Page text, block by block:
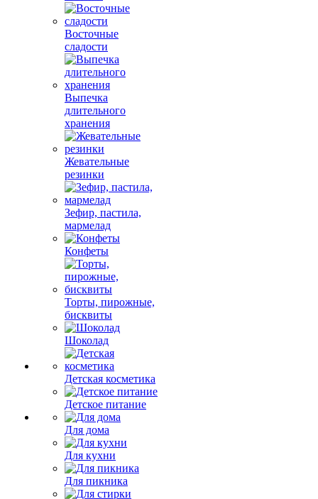
Восточные
сладости
Выпечка
длительного
хранения
Жевательные
резинки
Зефир, пастила,
мармелад
Конфеты
Торты, пирожные,
бисквиты
Шоколад
Детская косметика
Детское питание
Для дома
Для кухни
Для пикника